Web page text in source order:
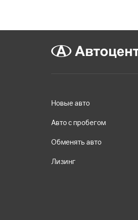
Новые авто
Авто с пробегом
Обменять авто
Лизинг